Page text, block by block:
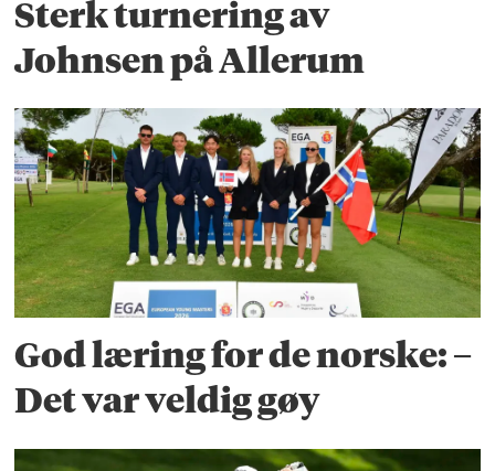
Sterk turnering av
Johnsen på Allerum
God læring for de norske: –
Det var veldig gøy